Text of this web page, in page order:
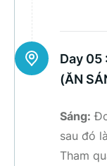
Day 05 :
(ĂN
Sáng:
sau đó
Tham